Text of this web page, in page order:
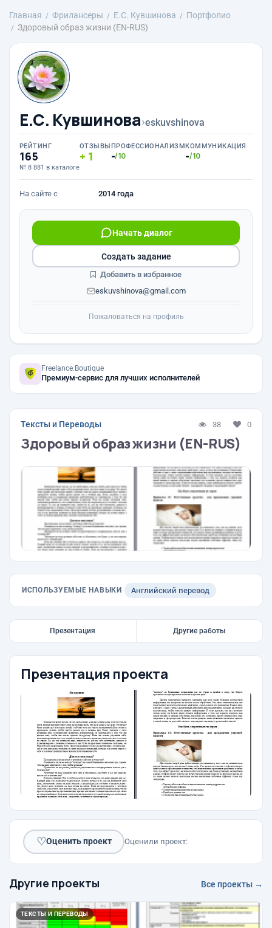
Главная Фрилансеры E.С. Кувшинова
Портфолио
Здоровый образ жизни (EN-RUS)
E.С. Кувшинова›eskuvshinova
РЕЙТИНГ
165
№ 8 881 в каталоге
ОТЗЫВЫ
1
ПРОФЕССИОНАЛИЗМ
-/10
КОММУНИКАЦИЯ
-/10
На сайте с 2014 года
Начать диалог
eskuvshinova@gmail.com
Создать задание
Добавить в избранное
Пожаловаться на профиль
Freelance.Boutique
Премиум-сервис для лучших исполнителей
Тексты и Переводы 38 0
Здоровый образ жизни (EN-RUS)
ИСПОЛЬЗУЕМЫЕ НАВЫКИ Английский перевод
Презентация Другие работы
Презентация проекта
♡Оценить проект Оценили проект:
Другие проекты Все проекты →
ТЕКСТЫ И ПЕРЕВОДЫ